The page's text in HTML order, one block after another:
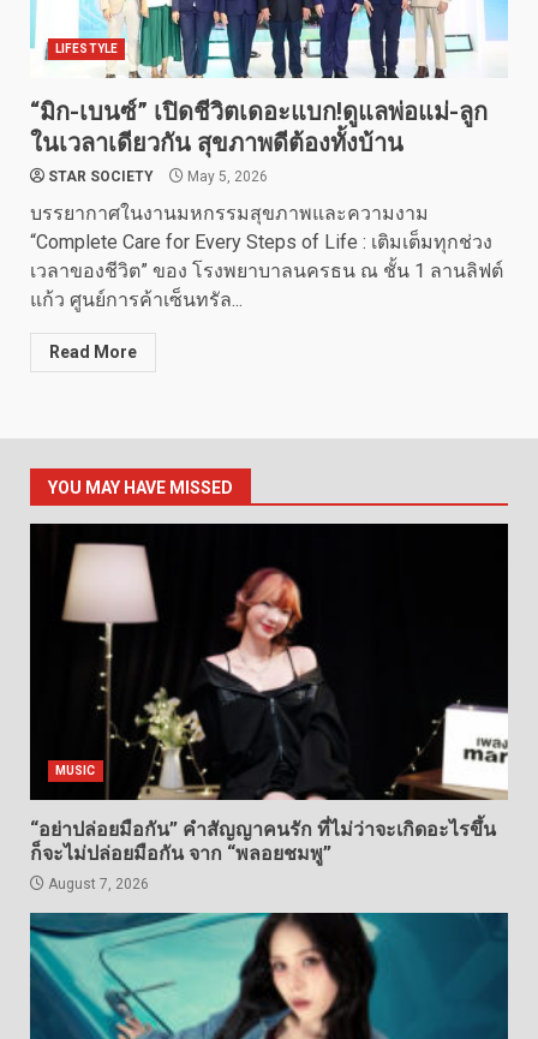
LIFESTYLE
“มิก-เบนซ์” เปิดชีวิตเดอะแบก!ดูแลพ่อแม่-ลูก
ในเวลาเดียวกัน สุขภาพดีต้องทั้งบ้าน
STAR SOCIETY May 5, 2026
บรรยากาศในงานมหกรรมสุขภาพและความงาม
“Complete Care for Every Steps of Life : เติมเต็มทุกช่วง
เวลาของชีวิต” ของ โรงพยาบาลนครธน ณ ชั้น 1 ลานลิฟต์
แก้ว ศูนย์การค้าเซ็นทรัล...
Read More
YOU MAY HAVE MISSED
MUSIC
“อย่าปล่อยมือกัน” คำสัญญาคนรัก ที่ไม่ว่าจะเกิดอะไรขึ้น
ก็จะไม่ปล่อยมือกัน จาก “พลอยชมพู”
August 7, 2026